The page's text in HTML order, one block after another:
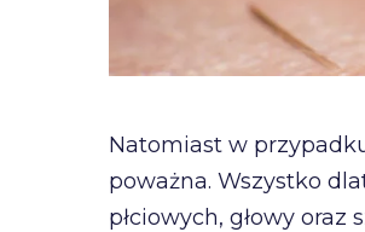
Natomiast w
poważna. Wszystko
płciowych, głowy oraz